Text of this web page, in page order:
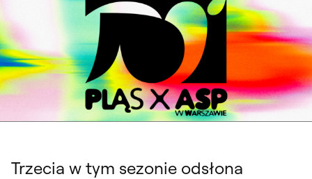
PLĄS x ASP W WARSZAWIE, Dancing w Pałacu Czapskich vol. 3, 10 sierpnia
2023. Identyfikacja wizualna: Mateusz Machalski
Trzecia w tym sezonie odsłona